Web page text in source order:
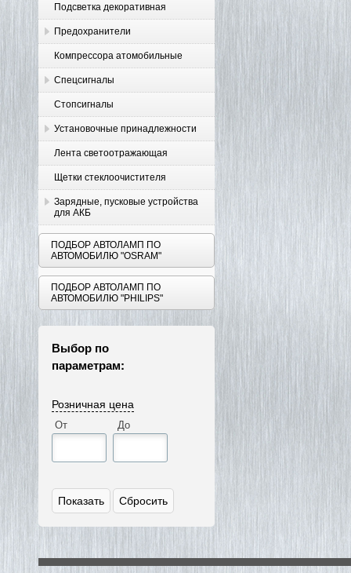
Подсветка декоративная
Предохранители
Компрессора атомобильные
Спецсигналы
Стопсигналы
Установочные принадлежности
Лента светоотражающая
Щетки стеклоочистителя
Зарядные, пусковые устройства
для АКБ
ПОДБОР АВТОЛАМП ПО
АВТОМОБИЛЮ "OSRAM"
ПОДБОР АВТОЛАМП ПО
АВТОМОБИЛЮ "PHILIPS"
Выбор по
параметрам:
Розничная цена
От До